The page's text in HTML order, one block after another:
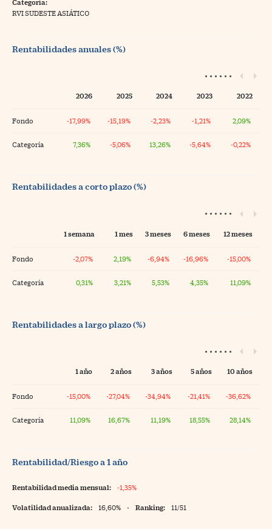
Categoría:
RVI SUDESTE ASIÁTICO
Rentabilidades anuales (%)
2026 2025 2024 2023 2022
Fondo -17,99% -15,19% -2,23% -1,21% 2,09%
Categoría 7,36% -5,06% 13,26% -5,64% -0,22%
Rentabilidades a corto plazo (%)
1 semana 1 mes 3 meses 6 meses 12 meses
Fondo -2,07% 2,19% -6,94% -16,96% -15,00%
Categoría 0,31% 3,21% 5,53% 4,35% 11,09%
Rentabilidades a largo plazo (%)
1 año 2 años 3 años 5 años 10 años
Fondo -15,00% -27,04% -34,94% -21,41% -36,62%
Categoría 11,09% 16,67% 11,19% 18,55% 28,14%
Rentabilidad/Riesgo a 1 año
Rentabilidad media mensual: -1,35%
Volatilidad anualizada: 16,60% - Ranking: 11/51